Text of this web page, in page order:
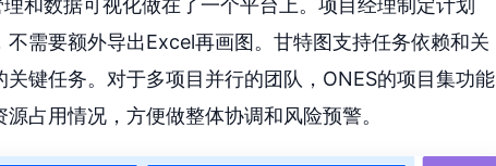
和数据可视化做在了一个平台上。项目经理制定计划
需要额外导出Excel再画图。甘特图支持任务依赖和关
键任务。对于多项目并行的团队，ONES的项目集功能
占用情况，方便做整体协调和风险预警。